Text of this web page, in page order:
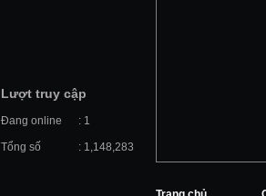
Lượt truy cập
Đang online : 1
Tổng số : 1,148,283